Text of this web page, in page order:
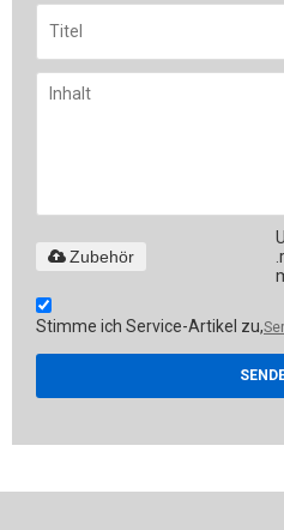
Zubehör
Stimme ich Service-Artikel zu,